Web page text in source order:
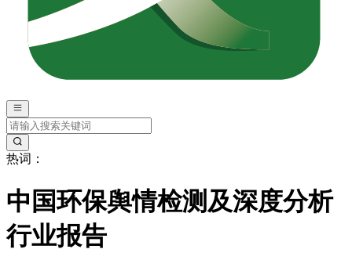
热词：
中国环保舆情检测及深度分析
行业报告